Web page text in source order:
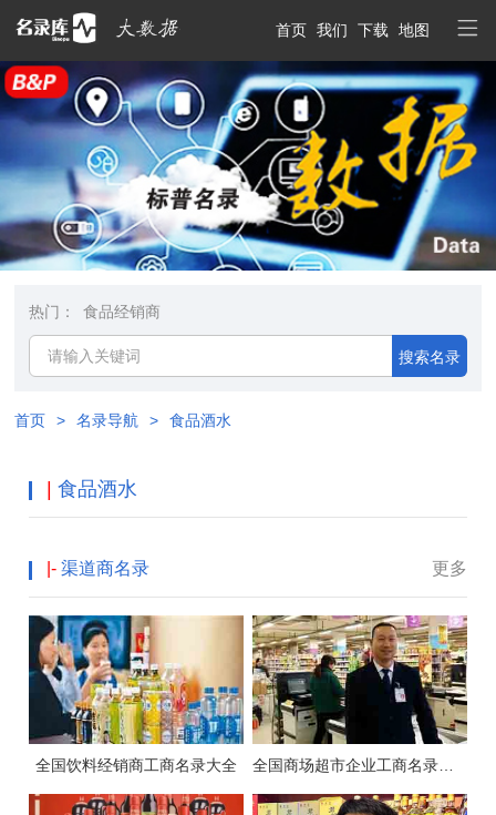
首页 我们 下载 地图
热门： 食品经销商
搜索名录
首页 > 名录导航 > 食品酒水
| 食品酒水
更多
|- 渠道商名录
全国饮料经销商工商名录大全